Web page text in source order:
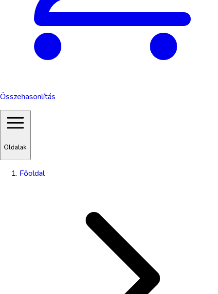
Összehasonlítás
Oldalak
Főoldal